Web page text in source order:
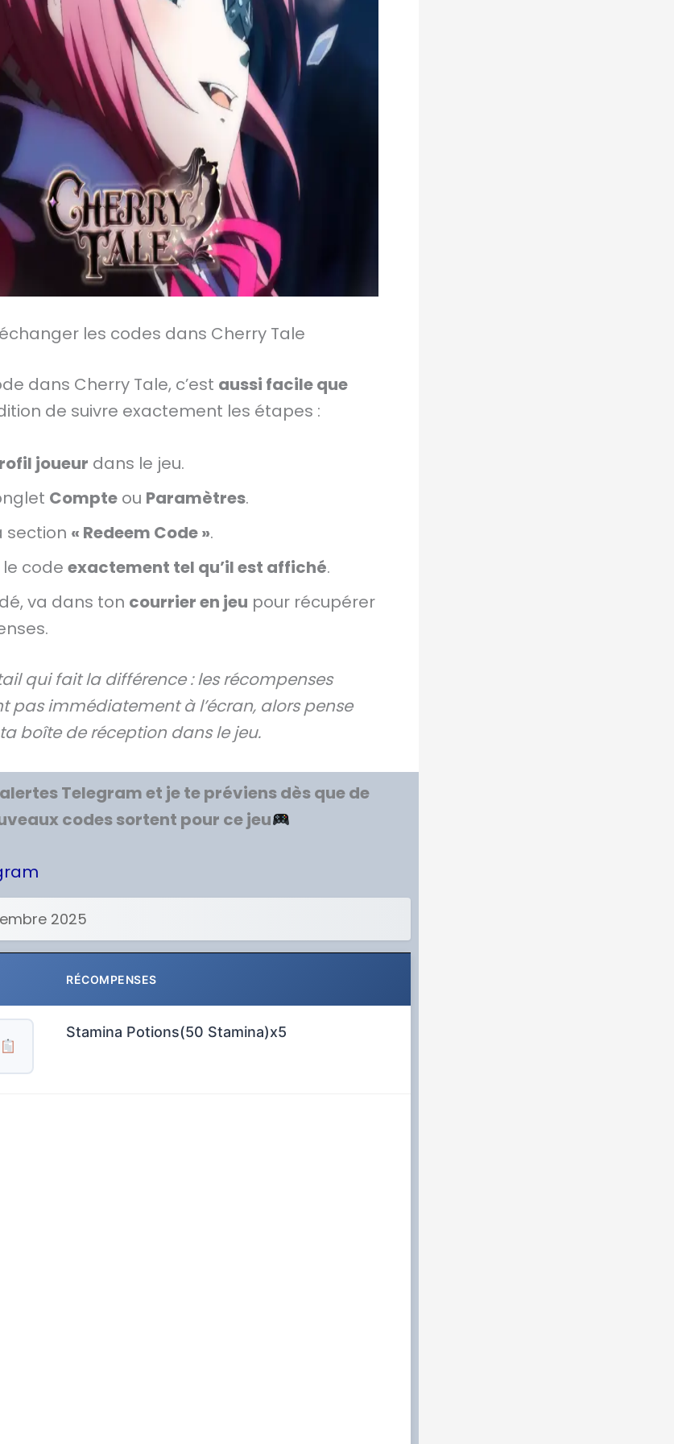
les codes dans Cherry Tale
dans Cherry Tale, c’est aussi facile que
de suivre exactement les étapes :
joueur dans le jeu.
Compte ou Paramètres.
section « Redeem Code ».
code exactement tel qu’il est affiché.
va dans ton courrier en jeu pour récupérer
qui fait la différence : les récompenses
pas immédiatement à l’écran, alors pense
boîte de réception dans le jeu.
Telegram et je te préviens dès que de
codes sortent pour ce jeu
2025
RÉCOMPENSES
Stamina Potions(50 Stamina)x5